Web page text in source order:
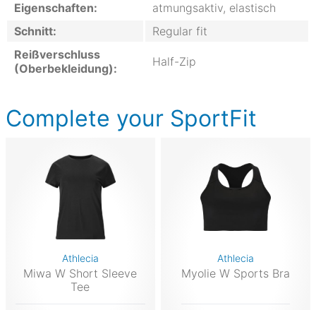
Eigenschaften:
atmungsaktiv, elastisch
Schnitt:
Regular fit
Reißverschluss
(Oberbekleidung):
Half-Zip
Complete your SportFit
Athlecia
Miwa W Short Sleeve
Tee
Athlecia
Myolie W Sports Bra